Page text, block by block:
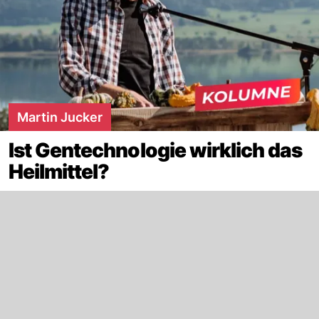
Martin Jucker
Ist Gentechnologie wirklich das
Heilmittel?